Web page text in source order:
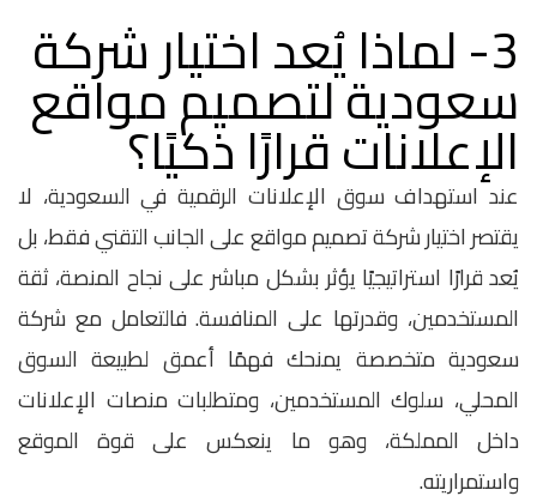
3- لماذا يُعد اختيار شركة
سعودية لتصميم مواقع
الإعلانات قرارًا ذكيًا؟
عند استهداف سوق الإعلانات الرقمية في السعودية، لا
يقتصر اختيار شركة تصميم مواقع على الجانب التقني فقط، بل
يُعد قرارًا استراتيجيًا يؤثر بشكل مباشر على نجاح المنصة، ثقة
المستخدمين، وقدرتها على المنافسة. فالتعامل مع شركة
سعودية متخصصة يمنحك فهمًا أعمق لطبيعة السوق
المحلي، سلوك المستخدمين، ومتطلبات منصات الإعلانات
داخل المملكة، وهو ما ينعكس على قوة الموقع
واستمراريته.